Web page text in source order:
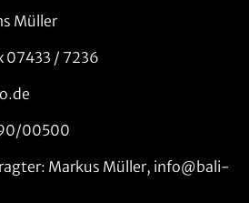
Müller
07433 / 7236
00500
Markus Müller, info@bali-